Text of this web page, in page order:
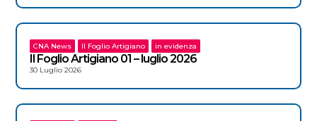
CNA News Il Foglio Artigiano in evidenza
Il Foglio Artigiano 01 – luglio 2026
30 Luglio 2026